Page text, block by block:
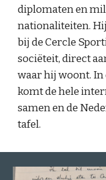
diplomaten en
nationaliteiten.
bij de Cercle
sociëteit, direct
waar hij woont. In
komt de hele
samen en de
tafel.